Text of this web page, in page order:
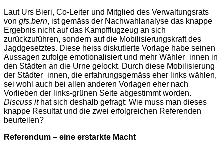
Laut Urs Bieri, Co-Leiter und Mitglied des Verwaltungsrats
von gfs.bern, ist gemäss der Nachwahlanalyse das knappe
Ergebnis nicht auf das Kampfflugzeug an sich
zurückzuführen, sondern auf die Mobilisierungskraft des
Jagdgesetztes. Diese heiss diskutierte Vorlage habe seinen
Aussagen zufolge emotionalisiert und mehr Wähler_innen in
den Städten an die Urne gelockt. Durch diese Mobilisierung
der Städter_innen, die erfahrungsgemäss eher links wählen,
sei wohl auch bei allen anderen Vorlagen eher nach
Vorlieben der links-grünen Seite abgestimmt worden.
Discuss ithat sich deshalb gefragt: Wie muss man dieses
knappe Resultat und die zwei erfolgreichen Referenden
beurteilen?
Referendum – eine erstarkte Macht